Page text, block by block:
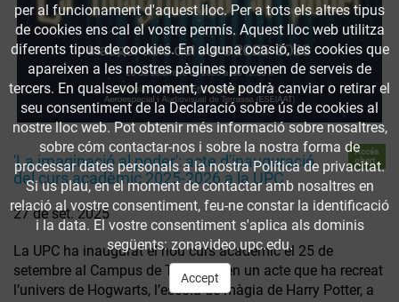
'La imaginació al poder': acte d'inauguració
del curs acadèmic 2025-2026 a la UPC
Accés
obert
27 de set. 2025
La UPC ha inaugurat el nou curs acadèmic el 25 de
setembre al Campus de Terrassa, en un acte que ha recreat
l’univers de Hogwarts, l’escola de màgia de Harry Potter, a
per al funcionament d'aquest lloc. Per a tots els altres tipus
de cookies ens cal el vostre permís. Aquest lloc web utilitza
diferents tipus de cookies. En alguna ocasió, les cookies que
apareixen a les nostres pàgines provenen de serveis de
tercers. En qualsevol moment, vostè podrà canviar o retirar el
seu consentiment de la Declaració sobre ús de cookies al
nostre lloc web. Pot obtenir més informació sobre nosaltres,
sobre cóm contactar-nos i sobre la nostra forma de
processar dates personals a la nostra Política de privacitat.
Si us plau, en el moment de contactar amb nosaltres en
relació al vostre consentiment, feu-ne constar la identificació
i la data. El vostre consentiment s'aplica als dominis
següents: zonavideo.upc.edu.
Accept